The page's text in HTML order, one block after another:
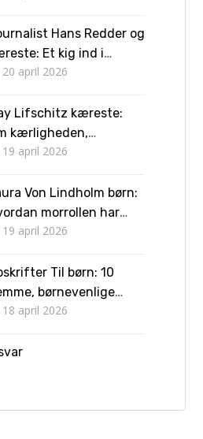
Hans Redder og
Et kig ind i
bag skærmen
20 april 2026
Lifschitz kæreste:
kærligheden,
og vejen til
19 april 2026
Von Lindholm børn:
morrollen har
hendes liv
19 april 2026
Til børn: 10
børnevenlige
børn kan lave selv
18 april 2026